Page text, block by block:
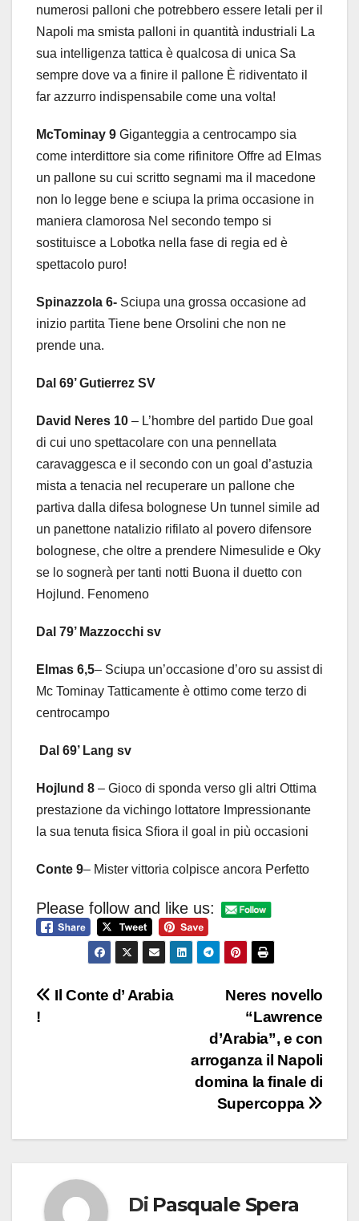
numerosi palloni che potrebbero essere letali per il
Napoli ma smista palloni in quantità industriali La
sua intelligenza tattica è qualcosa di unica Sa
sempre dove va a finire il pallone È ridiventato il
far azzurro indispensabile come una volta!
McTominay 9 Giganteggia a centrocampo sia
come interdittore sia come rifinitore Offre ad Elmas
un pallone su cui scritto segnami ma il macedone
non lo legge bene e sciupa la prima occasione in
maniera clamorosa Nel secondo tempo si
sostituisce a Lobotka nella fase di regia ed è
spettacolo puro!
Spinazzola 6- Sciupa una grossa occasione ad
inizio partita Tiene bene Orsolini che non ne
prende una.
Dal 69’ Gutierrez SV
David Neres 10 – L’hombre del partido Due goal
di cui uno spettacolare con una pennellata
caravaggesca e il secondo con un goal d’astuzia
mista a tenacia nel recuperare un pallone che
partiva dalla difesa bolognese Un tunnel simile ad
un panettone natalizio rifilato al povero difensore
bolognese, che oltre a prendere Nimesulide e Oky
se lo sognerà per tanti notti Buona il duetto con
Hojlund. Fenomeno
Dal 79’ Mazzocchi sv
Elmas 6,5– Sciupa un’occasione d’oro su assist di
Mc Tominay Tatticamente è ottimo come terzo di
centrocampo
Dal 69’ Lang sv
Hojlund 8 – Gioco di sponda verso gli altri Ottima
prestazione da vichingo lottatore Impressionante
la sua tenuta fisica Sfiora il goal in più occasioni
Conte 9– Mister vittoria colpisce ancora Perfetto
Please follow and like us:
Navigazione
Neres novello
“Lawrence
d’Arabia”, e con
arroganza il Napoli
domina la finale di
Supercoppa
Il Conte d’ Arabia
!
Di Pasquale Spera